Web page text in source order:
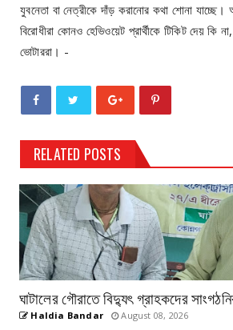
যুবনেতা বা নেত্রীকে দাঁড় করানোর কথা শোনা যাচ্ছে।
বিরোধীরা কোনও হেভিওয়েট প্রার্থীকে টিকিট দেয় কি
ভোটাররা। -
RELATED POSTS
ঘাটালের গৌরাতে বিদ্যুৎ গ্রাহকদের
Haldia Bandar August 08, 2026